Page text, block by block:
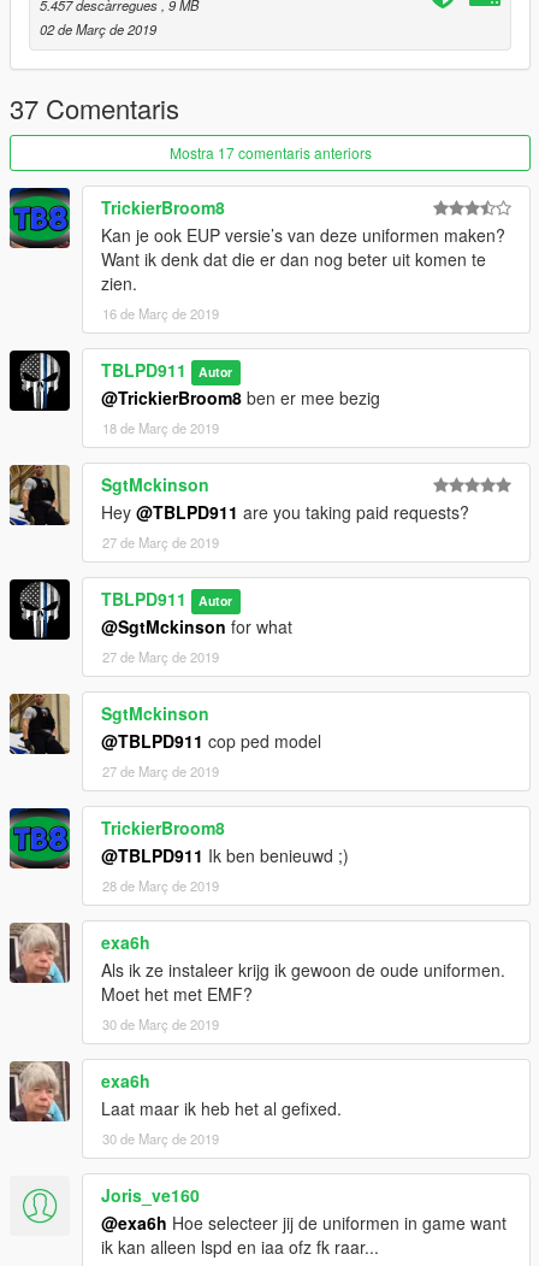
5.457 descàrregues, 9 MB
02 de Març de 2019
37 Comentaris
Mostra 17 comentaris anteriors
TrickierBroom8
Kan je ook EUP versie’s van deze uniformen maken?
Want ik denk dat die er dan nog beter uit komen te
zien.
16 de Març de 2019
TBLPD911 Autor
@TrickierBroom8 ben er mee bezig
18 de Març de 2019
SgtMckinson
Hey @TBLPD911 are you taking paid requests?
27 de Març de 2019
TBLPD911 Autor
@SgtMckinson for what
27 de Març de 2019
SgtMckinson
@TBLPD911 cop ped model
27 de Març de 2019
TrickierBroom8
@TBLPD911 Ik ben benieuwd ;)
28 de Març de 2019
exa6h
Als ik ze instaleer krijg ik gewoon de oude uniformen.
Moet het met EMF?
30 de Març de 2019
exa6h
Laat maar ik heb het al gefixed.
30 de Març de 2019
Joris_ve160
@exa6h Hoe selecteer jij de uniformen in game want
ik kan alleen lspd en iaa ofz fk raar...